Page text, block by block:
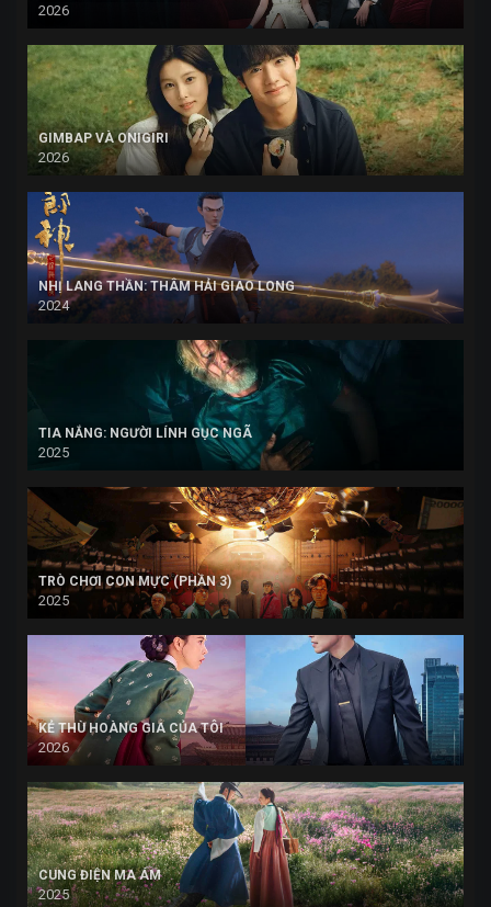
2026
GIMBAP VÀ ONIGIRI
2026
NHỊ LANG THẦN: THÂM HẢI GIAO LONG
2024
TIA NẮNG: NGƯỜI LÍNH GỤC NGÃ
2025
TRÒ CHƠI CON MỰC (PHẦN 3)
2025
KẺ THÙ HOÀNG GIA CỦA TÔI
2026
CUNG ĐIỆN MA ÁM
2025